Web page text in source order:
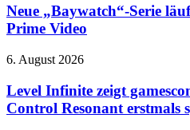
im
September
Serie
läuft
in
bei
Video
Neue „Baywatch“-Serie
Prime Video
Level
zeigt
gamescom
Line-
6. August 2026
Level Infinite zeigt
Control Resonant erstmals